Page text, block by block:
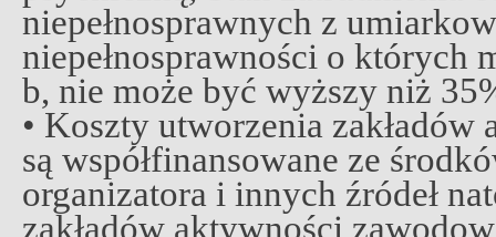
niepełnosprawnych z
niepełnosprawności o których
b, nie może być wyższy niż
• Koszty utworzenia
są współfinansowane ze
organizatora i innych źródeł
zakładów aktywności